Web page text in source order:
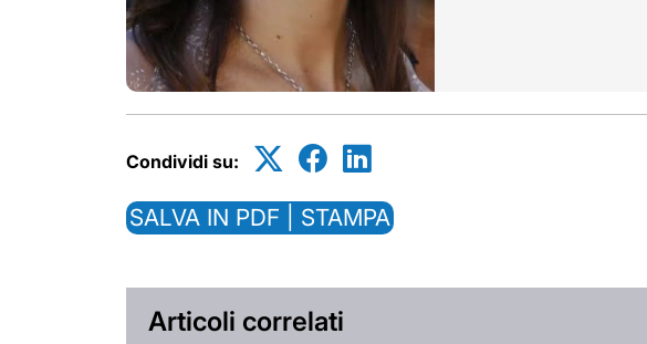
Condividi su:
SALVA IN PDF | STAMPA
Articoli correlati